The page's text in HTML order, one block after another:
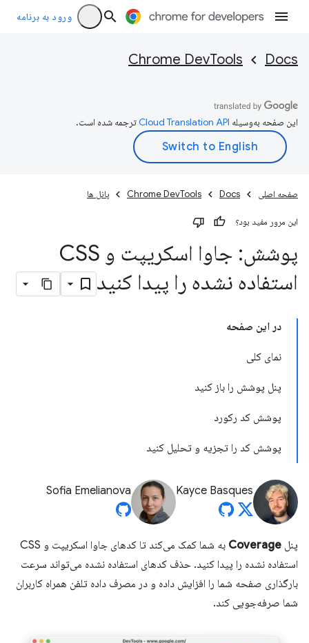
ورود به برنامه
Docs
Chrome DevTools
این صفحه به‌وسیله ترجمه شده است.
صفحه اصلی Docs
Chrome DevTools پانل ها
این مرور مفید بود؟
پوشش: جاوا اسکریپت و CSS
استفاده نشده را پیدا کنید
در این صفحه
نمای کلی
پنل پوشش را باز کنید
پوشش کد رکورد
پوشش کد را تجزیه و تحلیل کنید
Kayce Basques
Sofia Emelianova
پنل Coverage
به شما کمک می‌کند تا کدهای جاوا اسکریپت و CSS
استفاده نشده را پیدا کنید. حذف کدهای استفاده نشده می‌تواند سرعت
بارگذاری صفحه شما را افزایش داده و در مصرف داده تلفن همراه کاربران
شما صرفه‌جویی کند.